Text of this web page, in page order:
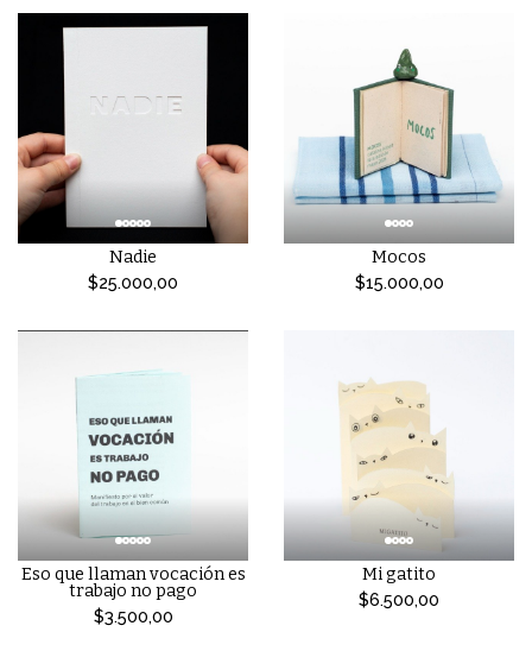
Nadie
$25.000,00
Mocos
$15.000,00
Eso que llaman vocación es
trabajo no pago
$3.500,00
Mi gatito
$6.500,00